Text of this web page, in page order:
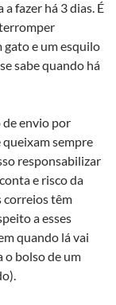
fazer há 3 dias. É
gato e um esquilo
sabe quando há
de envio por
sempre
responsabilizar
e risco da
correios têm
a esses
quando lá vai
o bolso de um